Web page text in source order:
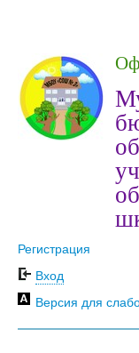
Регистрация
Вход
Версия для